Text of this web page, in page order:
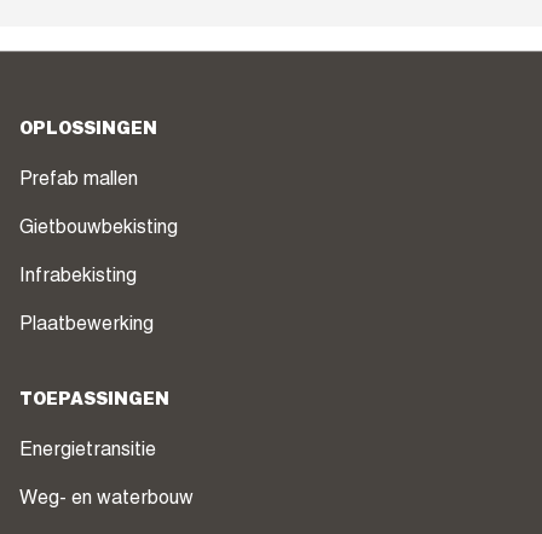
OPLOSSINGEN
Prefab mallen
Gietbouwbekisting
Infrabekisting
Plaatbewerking
TOEPASSINGEN
Energietransitie
Weg- en waterbouw